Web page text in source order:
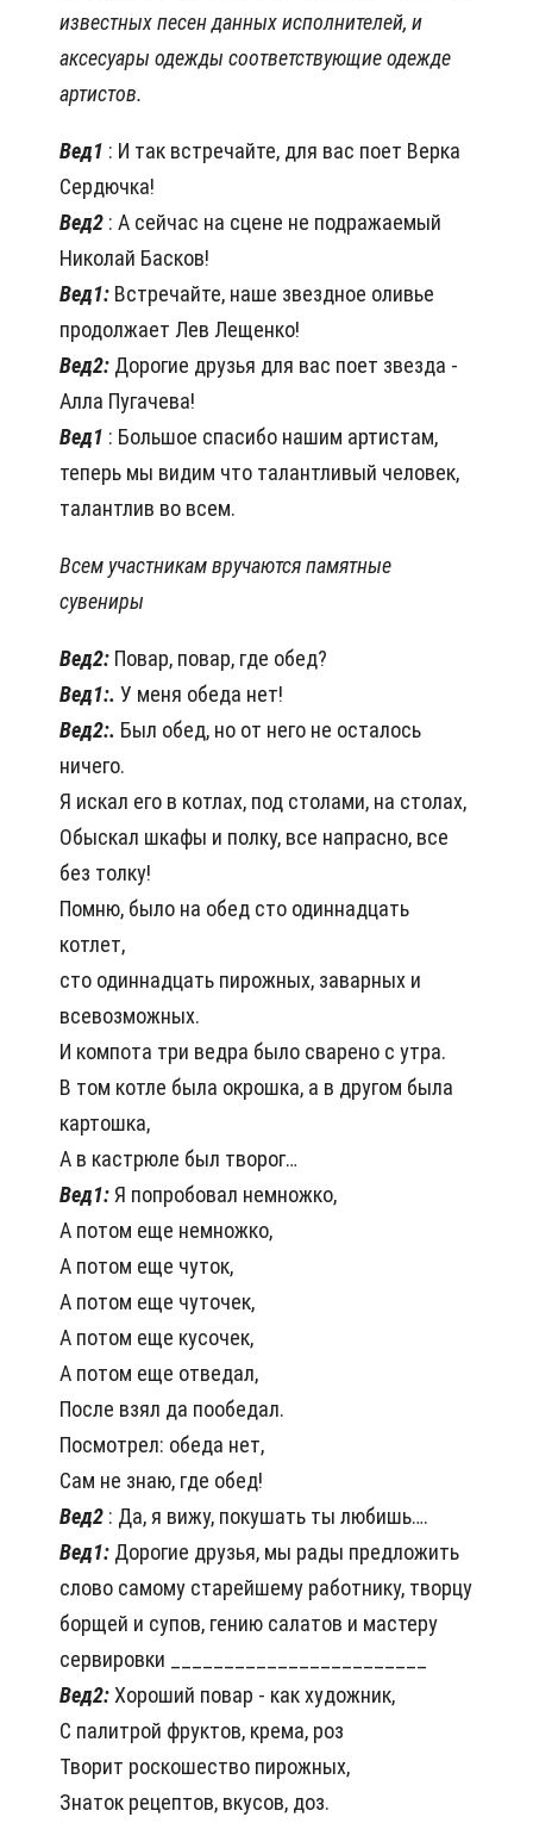
известных песен данных исполнителей, и
аксесуары одежды соответствующие одежде
артистов.
Вед1 : И так встречайте, для вас поет Верка
Сердючка!
Вед2 : А сейчас на сцене не подражаемый
Николай Басков!
Вед1: Встречайте, наше звездное оливье
продолжает Лев Лещенко!
Вед2: Дорогие друзья для вас поет звезда -
Алла Пугачева!
Вед1 : Большое спасибо нашим артистам,
теперь мы видим что талантливый человек,
талантлив во всем.
Всем участникам вручаются памятные
сувениры
Вед2: Повар, повар, где обед?
Вед1:. У меня обеда нет!
Вед2:. Был обед, но от него не осталось
ничего.
Я искал его в котлах, под столами, на столах,
Обыскал шкафы и полку, все напрасно, все
без толку!
Помню, было на обед сто одиннадцать
котлет,
сто одиннадцать пирожных, заварных и
всевозможных.
И компота три ведра было сварено с утра.
В том котле была окрошка, а в другом была
картошка,
А в кастрюле был творог…
Вед1: Я попробовал немножко,
А потом еще немножко,
А потом еще чуток,
А потом еще чуточек,
А потом еще кусочек,
А потом еще отведал,
После взял да пообедал.
Посмотрел: обеда нет,
Сам не знаю, где обед!
Вед2 : Да, я вижу, покушать ты любишь….
Вед1: Дорогие друзья, мы рады предложить
слово самому старейшему работнику, творцу
борщей и супов, гению салатов и мастеру
сервировки ________________________
Вед2: Хороший повар - как художник,
С палитрой фруктов, крема, роз
Творит роскошество пирожных,
Знаток рецептов, вкусов, доз.